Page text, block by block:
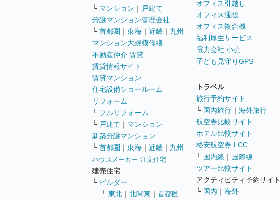
└ マンション ｜ 戸建て
分譲マンション管理会社
└ 首都圏 ｜ 東海 ｜ 近畿 ｜ 九州
マンション大規模修繕
不動産仲介 賃貸
賃貸情報サイト
賃貸マンション
住宅設備ショールーム
リフォーム
└ フルリフォーム
└ 戸建て ｜ マンション
新築分譲マンション
└ 首都圏 ｜ 東海 ｜ 近畿 ｜ 九州
ハウスメーカー 注文住宅
建売住宅
└ ビルダー
└ 東北 ｜ 北関東 ｜ 首都圏
オフィス引越し
オフィス通販
オフィス複合機
福利厚生サービス
電力会社 小売
子ども見守りGPS
トラベル
旅行予約サイト
└ 国内旅行 ｜ 海外旅行
航空券比較サイト
ホテル比較サイト
格安航空券 LCC
└ 国内線 ｜ 国際線
ツアー比較サイト
アクティビティ予約サイト
└ 国内 ｜ 海外